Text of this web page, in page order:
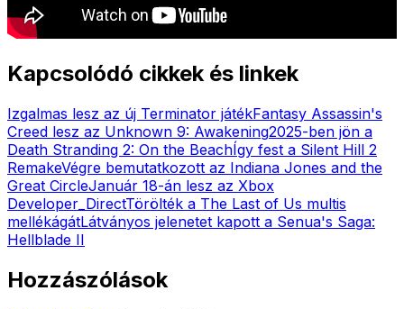
Kapcsolódó cikkek és linkek
Izgalmas lesz az új Terminator játékFantasy Assassin's
Creed lesz az Unknown 9: Awakening2025-ben jön a
Death Stranding 2: On the BeachÍgy fest a Silent Hill 2
RemakeVégre bemutatkozott az Indiana Jones and the
Great CircleJanuár 18-án lesz az Xbox
Developer_DirectTörölték a The Last of Us multis
mellékágátLátványos jelenetet kapott a Senua's Saga:
Hellblade II
Hozzászólások